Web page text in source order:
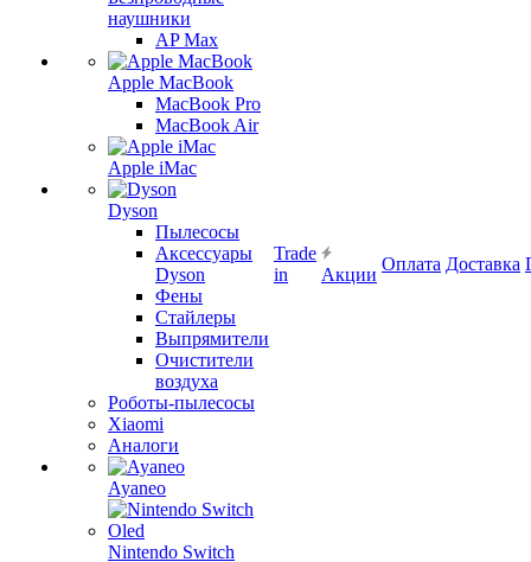
наушники
AP Max
Apple MacBook
MacBook Pro
MacBook Air
Apple iMac
Dyson
Пылесосы
Аксессуары
Dyson
Фены
Стайлеры
Выпрямители
Очистители
воздуха
Роботы-пылесосы
Xiaomi
Аналоги
Ayaneo
Nintendo Switch
Trade
in
Акции
Оплата Доставка